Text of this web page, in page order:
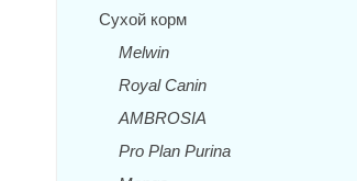
Сухой корм
Melwin
Royal Canin
AMBROSIA
Pro Plan Purina